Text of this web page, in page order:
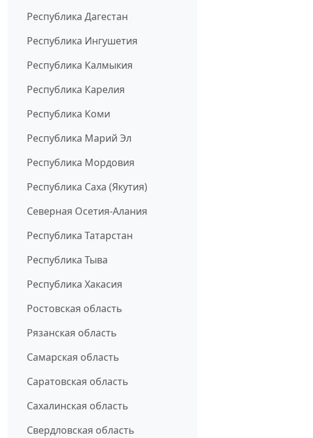
Республика Дагестан
Республика Ингушетия
Республика Калмыкия
Республика Карелия
Республика Коми
Республика Марий Эл
Республика Мордовия
Республика Саха (Якутия)
Северная Осетия-Алания
Республика Татарстан
Республика Тыва
Республика Хакасия
Ростовская область
Рязанская область
Самарская область
Саратовская область
Сахалинская область
Свердловская область